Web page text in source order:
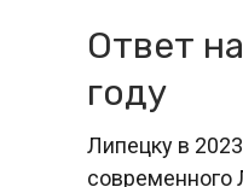
Ответ
году
Липецку в
современного